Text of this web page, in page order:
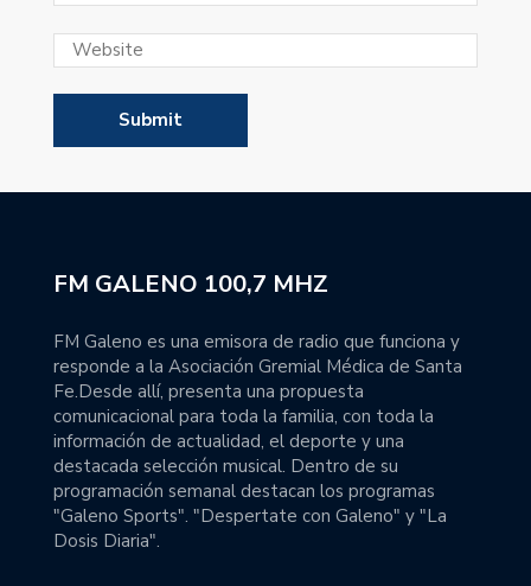
FM GALENO 100,7 MHZ
FM Galeno es una emisora de radio que funciona y
responde a la Asociación Gremial Médica de Santa
Fe.Desde allí, presenta una propuesta
comunicacional para toda la familia, con toda la
información de actualidad, el deporte y una
destacada selección musical. Dentro de su
programación semanal destacan los programas
"Galeno Sports". "Despertate con Galeno" y "La
Dosis Diaria".